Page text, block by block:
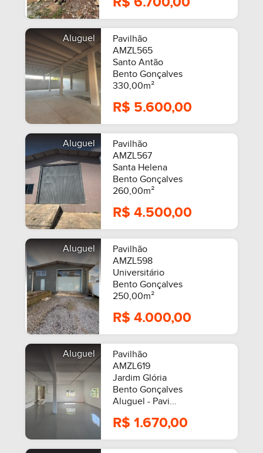
Aluguel
Pavilhão
AMZL565
Santo Antão
Bento Gonçalves
330,00m²
R$ 5.600,00
Aluguel
Pavilhão
AMZL567
Santa Helena
Bento Gonçalves
260,00m²
R$ 4.500,00
Aluguel
Pavilhão
AMZL598
Universitário
Bento Gonçalves
250,00m²
R$ 4.000,00
Aluguel
Pavilhão
AMZL619
Jardim Glória
Bento Gonçalves
Aluguel - Pavi...
R$ 1.670,00